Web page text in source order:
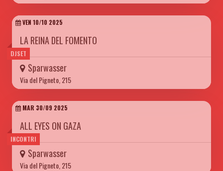
DJSET
VEN 10/10 2025
LA REINA DEL FOMENTO
Sparwasser
Via del Pigneto, 215
INCONTRI
MAR 30/09 2025
ALL EYES ON GAZA
Sparwasser
Via del Pigneto, 215